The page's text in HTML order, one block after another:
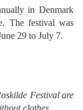
in Denmark
The festival was
29 to July 7.
Festival are